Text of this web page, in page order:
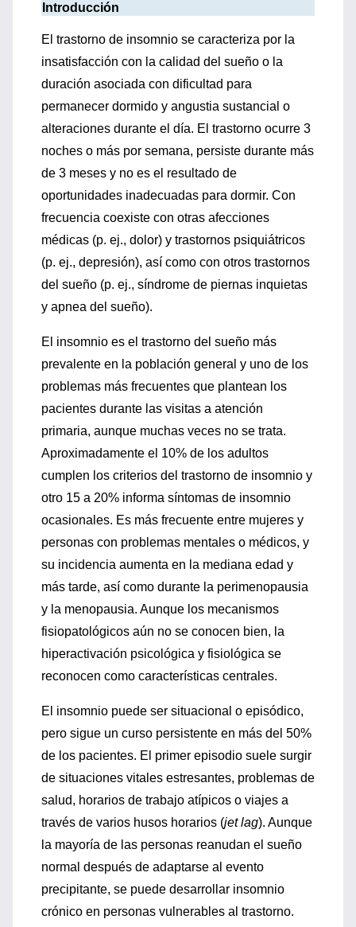
Introducción
El trastorno de insomnio se caracteriza por la
insatisfacción con la calidad del sueño o la
duración asociada con dificultad para
permanecer dormido y angustia sustancial o
alteraciones durante el día. El trastorno ocurre 3
noches o más por semana, persiste durante más
de 3 meses y no es el resultado de
oportunidades inadecuadas para dormir. Con
frecuencia coexiste con otras afecciones
médicas (p. ej., dolor) y trastornos psiquiátricos
(p. ej., depresión), así como con otros trastornos
del sueño (p. ej., síndrome de piernas inquietas
y apnea del sueño).
El insomnio es el trastorno del sueño más
prevalente en la población general y uno de los
problemas más frecuentes que plantean los
pacientes durante las visitas a atención
primaria, aunque muchas veces no se trata.
Aproximadamente el 10% de los adultos
cumplen los criterios del trastorno de insomnio y
otro 15 a 20% informa síntomas de insomnio
ocasionales. Es más frecuente entre mujeres y
personas con problemas mentales o médicos, y
su incidencia aumenta en la mediana edad y
más tarde, así como durante la perimenopausia
y la menopausia. Aunque los mecanismos
fisiopatológicos aún no se conocen bien, la
hiperactivación psicológica y fisiológica se
reconocen como características centrales.
El insomnio puede ser situacional o episódico,
pero sigue un curso persistente en más del 50%
de los pacientes. El primer episodio suele surgir
de situaciones vitales estresantes, problemas de
salud, horarios de trabajo atípicos o viajes a
través de varios husos horarios (jet lag). Aunque
la mayoría de las personas reanudan el sueño
normal después de adaptarse al evento
precipitante, se puede desarrollar insomnio
crónico en personas vulnerables al trastorno.